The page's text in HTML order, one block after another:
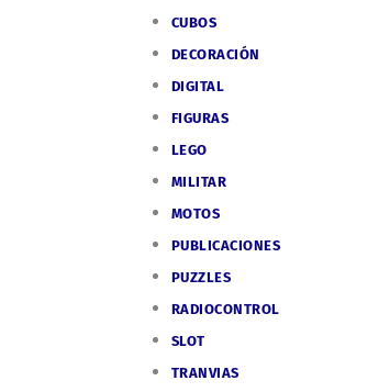
CUBOS
DECORACIÓN
DIGITAL
FIGURAS
LEGO
MILITAR
MOTOS
PUBLICACIONES
PUZZLES
RADIOCONTROL
SLOT
TRANVIAS